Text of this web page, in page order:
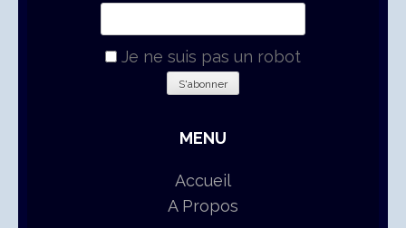
Je ne suis pas un robot
MENU
Accueil
A Propos